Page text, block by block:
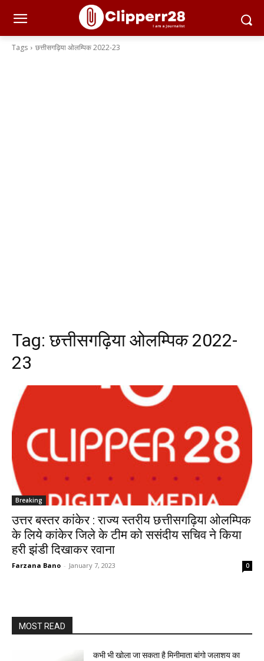
Tags छत्तीसगढ़िया ओलम्पिक 2022-23
Tag:छत्तीसगढ़िया ओलम्पिक 2022-
23
Breaking
उत्तर बस्तर कांकेर : राज्य स्तरीय छत्तीसगढ़िया ओलम्पिक
के लिये कांकेर जिले के टीम को ससंदीय सचिव ने किया
हरी झंडी दिखाकर रवाना
Farzana Bano - January 7, 2023 0
MOST READ
कभी भी खोला जा सकता है मिनीमाता बांगो जलाशय का